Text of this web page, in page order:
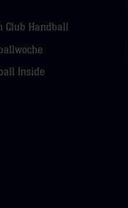
Club Handball
Inside